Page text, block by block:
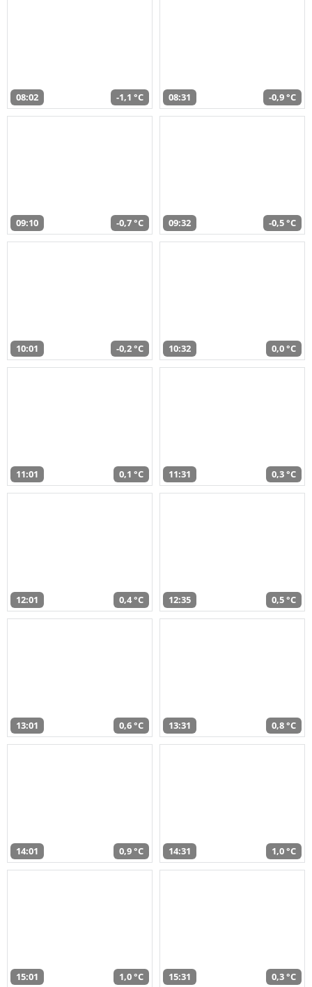
08:02 -1,1 °C 08:31 -0,9 °C
09:10 -0,7 °C 09:32 -0,5 °C
10:01 -0,2 °C 10:32 0,0 °C
11:01 0,1 °C 11:31 0,3 °C
12:01 0,4 °C 12:35 0,5 °C
13:01 0,6 °C 13:31 0,8 °C
14:01 0,9 °C 14:31 1,0 °C
15:01 1,0 °C 15:31 0,3 °C